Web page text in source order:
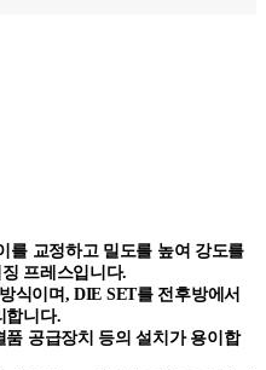
를 교정하고 밀도를 높여 강도를
프레스입니다.
식이며, DIE SET를 전후방에서
합니다.
공급장치 등의 설치가 용이합